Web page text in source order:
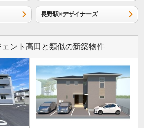
長野駅×デザイナーズ
ェント高田と類似の新築物件